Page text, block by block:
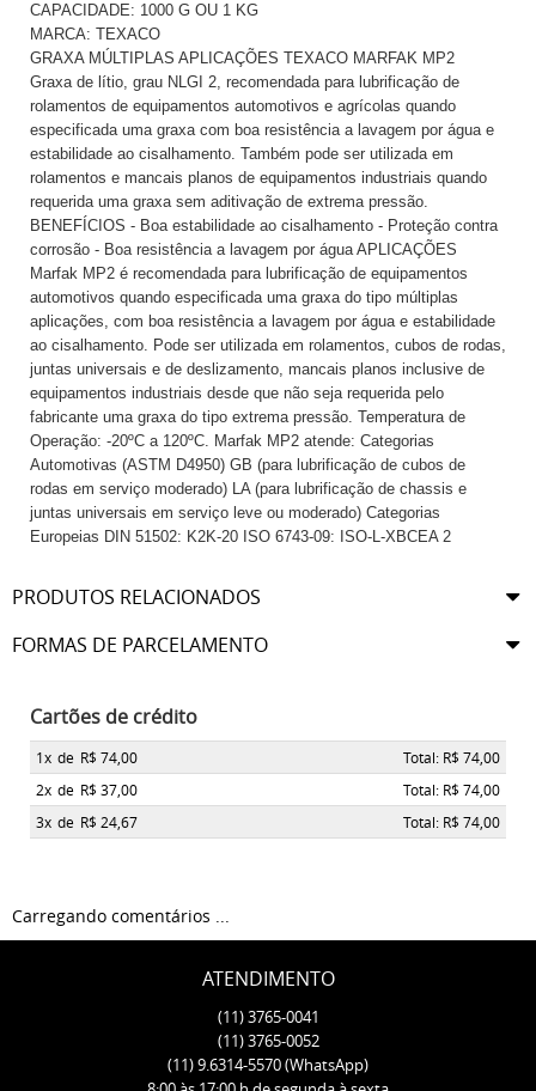
CAPACIDADE: 1000 G OU 1 KG
MARCA: TEXACO
GRAXA MÚLTIPLAS APLICAÇÕES TEXACO MARFAK MP2
Graxa de lítio, grau NLGI 2, recomendada para lubrificação de
rolamentos de equipamentos automotivos e agrícolas quando
especificada uma graxa com boa resistência a lavagem por água e
estabilidade ao cisalhamento. Também pode ser utilizada em
rolamentos e mancais planos de equipamentos industriais quando
requerida uma graxa sem aditivação de extrema pressão.
BENEFÍCIOS - Boa estabilidade ao cisalhamento - Proteção contra
corrosão - Boa resistência a lavagem por água APLICAÇÕES
Marfak MP2 é recomendada para lubrificação de equipamentos
automotivos quando especificada uma graxa do tipo múltiplas
aplicações, com boa resistência a lavagem por água e estabilidade
ao cisalhamento. Pode ser utilizada em rolamentos, cubos de rodas,
juntas universais e de deslizamento, mancais planos inclusive de
equipamentos industriais desde que não seja requerida pelo
fabricante uma graxa do tipo extrema pressão. Temperatura de
Operação: -20ºC a 120ºC. Marfak MP2 atende: Categorias
Automotivas (ASTM D4950) GB (para lubrificação de cubos de
rodas em serviço moderado) LA (para lubrificação de chassis e
juntas universais em serviço leve ou moderado) Categorias
Europeias DIN 51502: K2K-20 ISO 6743-09: ISO-L-XBCEA 2
PRODUTOS RELACIONADOS
FORMAS DE PARCELAMENTO
Cartões de crédito
1x de R$ 74,00
Total: R$ 74,00
2x de R$ 37,00
Total: R$ 74,00
3x de R$ 24,67 Total: R$ 74,00
Carregando comentários ...
ATENDIMENTO
(11)3765-0041
(11)3765-0052
(11)9.6314-5570(WhatsApp)